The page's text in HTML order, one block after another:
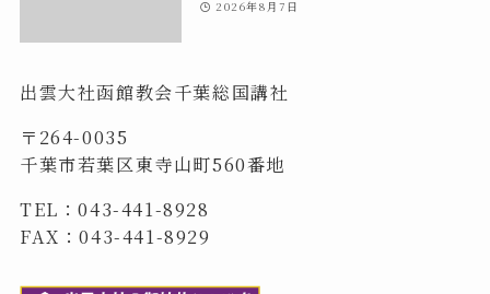
2026年8月7日
出雲大社函館教会千葉総国講社
〒264-0035
千葉市若葉区東寺山町560番地
TEL：043-441-8928
FAX：043-441-8929